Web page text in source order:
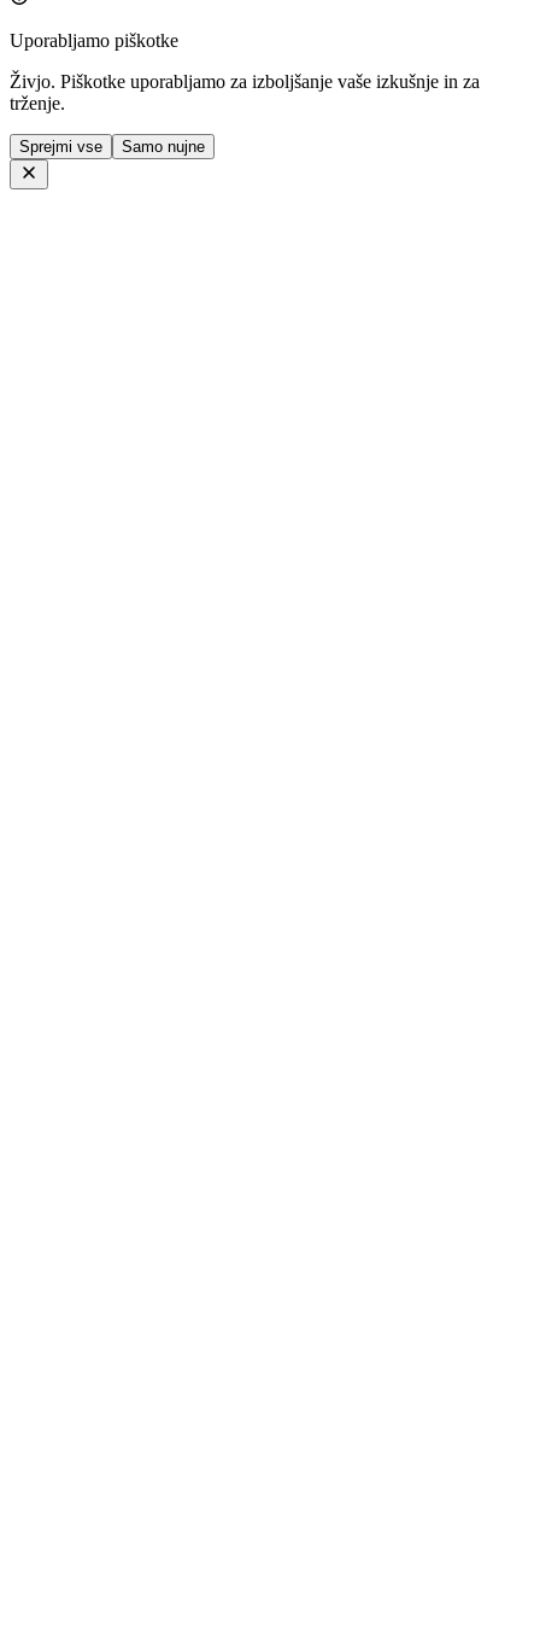
Uporabljamo piškotke
Živjo. Piškotke uporabljamo za izboljšanje vaše izkušnje in za
trženje.
Sprejmi vse Samo nujne